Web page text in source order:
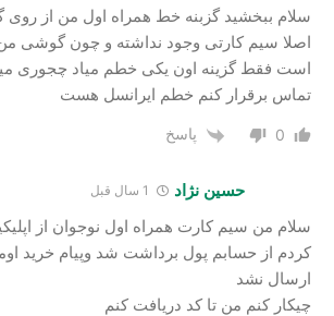
سلام ببخشید گزبنه خط همراه اول من از روی
اصلا سیم کارتی وجود نداشته و چون گوشی
است فقط گزینه اون یکی خطم میاد چجوری
تماس برقرار کنم خطم ایرانسل هست
0 پاسخ
حسین نژاد
سلام من سیم کارت همراه اول نوجوان از
کردم از حسابم پول برداشت شد وپیام خرید
ارسال نشد
چیکار کنم من تا کد دریافت کنم